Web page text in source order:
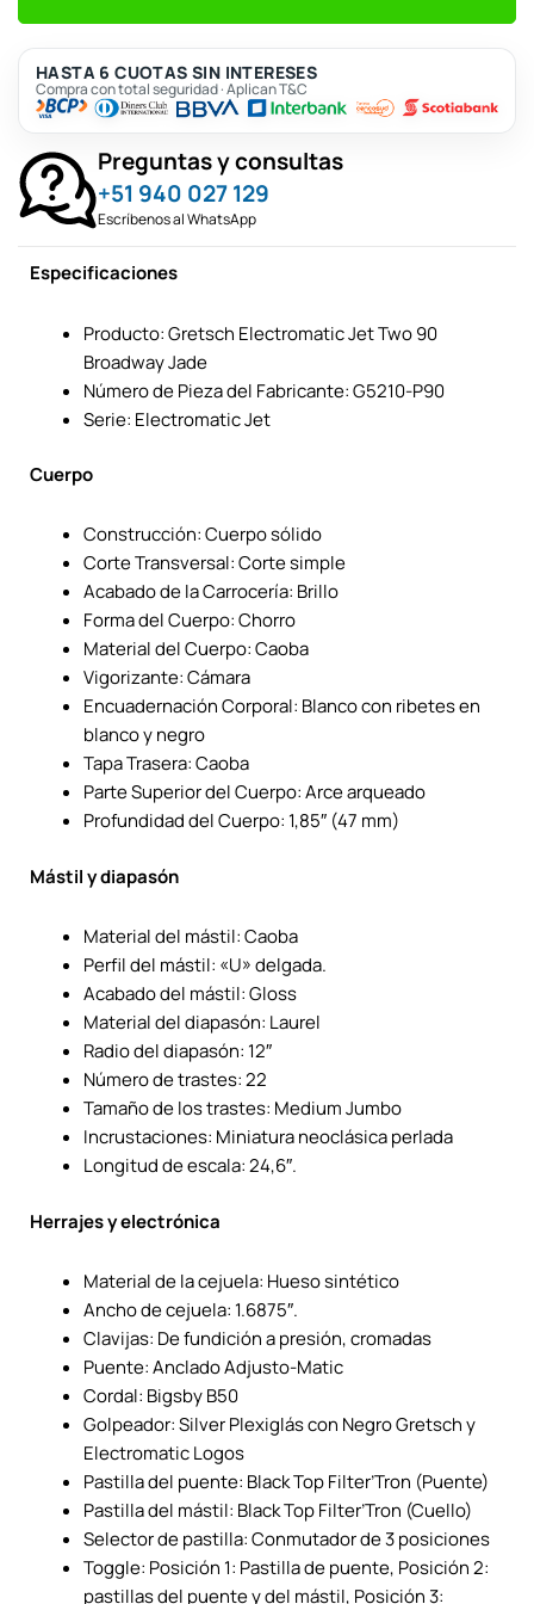
HASTA 6 CUOTAS SIN INTERESES
Compra con total seguridad · Aplican T&C
Preguntas y consultas
+51 940 027 129
Escríbenos al WhatsApp
Especificaciones
Producto: Gretsch Electromatic Jet Two 90
Broadway Jade
Número de Pieza del Fabricante: G5210-P90
Serie: Electromatic Jet
Cuerpo
Construcción: Cuerpo sólido
Corte Transversal: Corte simple
Acabado de la Carrocería: Brillo
Forma del Cuerpo: Chorro
Material del Cuerpo: Caoba
Vigorizante: Cámara
Encuadernación Corporal: Blanco con ribetes en
blanco y negro
Tapa Trasera: Caoba
Parte Superior del Cuerpo: Arce arqueado
Profundidad del Cuerpo: 1,85″ (47 mm)
Mástil y diapasón
Material del mástil: Caoba
Perfil del mástil: «U» delgada.
Acabado del mástil: Gloss
Material del diapasón: Laurel
Radio del diapasón: 12″
Número de trastes: 22
Tamaño de los trastes: Medium Jumbo
Incrustaciones: Miniatura neoclásica perlada
Longitud de escala: 24,6″.
Herrajes y electrónica
Material de la cejuela: Hueso sintético
Ancho de cejuela: 1.6875″.
Clavijas: De fundición a presión, cromadas
Puente: Anclado Adjusto-Matic
Cordal: Bigsby B50
Golpeador: Silver Plexiglás con Negro Gretsch y
Electromatic Logos
Pastilla del puente: Black Top Filter’Tron (Puente)
Pastilla del mástil: Black Top Filter’Tron (Cuello)
Selector de pastilla: Conmutador de 3 posiciones
Toggle: Posición 1: Pastilla de puente, Posición 2:
pastillas del puente y del mástil, Posición 3: